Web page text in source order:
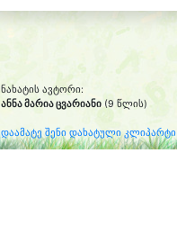
ნახატის ავტორი:
ანნა მარია ცვარიანი (9 წლის)
დაამატე შენი დახატული კლიპარტი